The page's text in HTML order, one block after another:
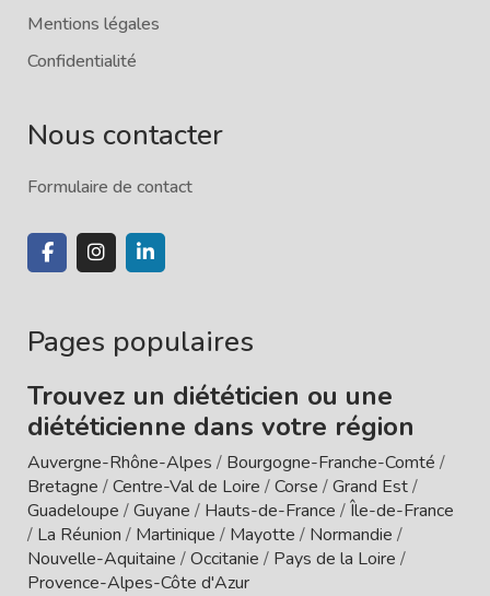
Mentions légales
Confidentialité
Nous contacter
Formulaire de contact
Pages populaires
Trouvez un diététicien ou une
diététicienne dans votre région
Auvergne-Rhône-Alpes / Bourgogne-Franche-Comté /
Bretagne /Centre-Val de Loire /Corse /Grand Est/
Guadeloupe /Guyane / Hauts-de-France /Île-de-France
/ La Réunion / Martinique / Mayotte / Normandie /
Nouvelle-Aquitaine /Occitanie / Pays de la Loire /
Provence-Alpes-Côte d'Azur